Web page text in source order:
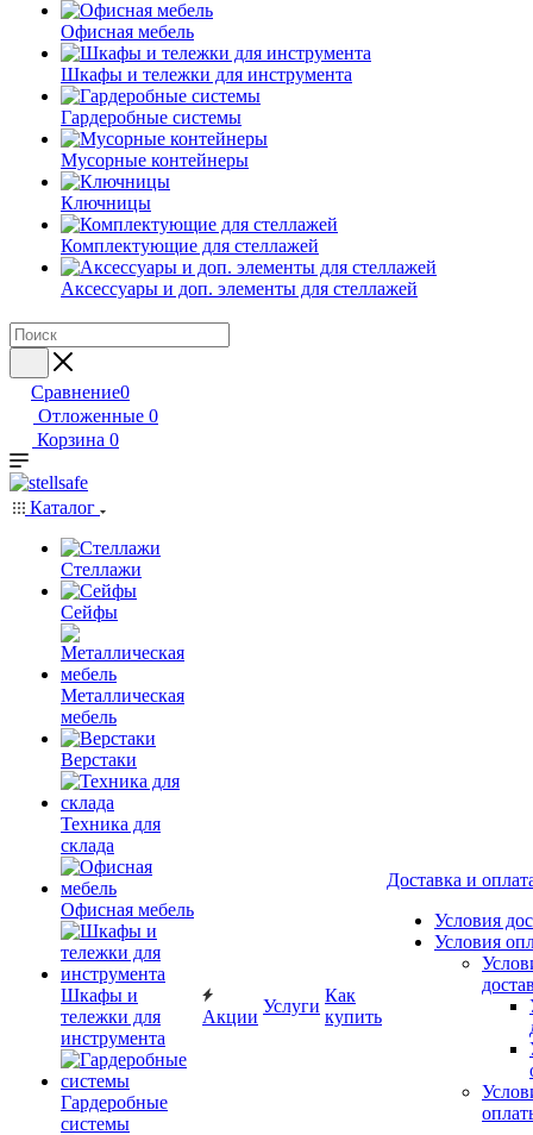
Офисная мебель
Шкафы и тележки для инструмента
Гардеробные системы
Мусорные контейнеры
Ключницы
Комплектующие для стеллажей
Аксессуары и доп. элементы для стеллажей
Сравнение0
Отложенные 0
Корзина 0
Каталог
Стеллажи
Сейфы
Металлическая
мебель
Верстаки
Техника для
склада
Офисная мебель
Шкафы и
тележки для
инструмента
Гардеробные
системы
Акции
Услуги
Как
купить
Доставка и
Условия
Условия